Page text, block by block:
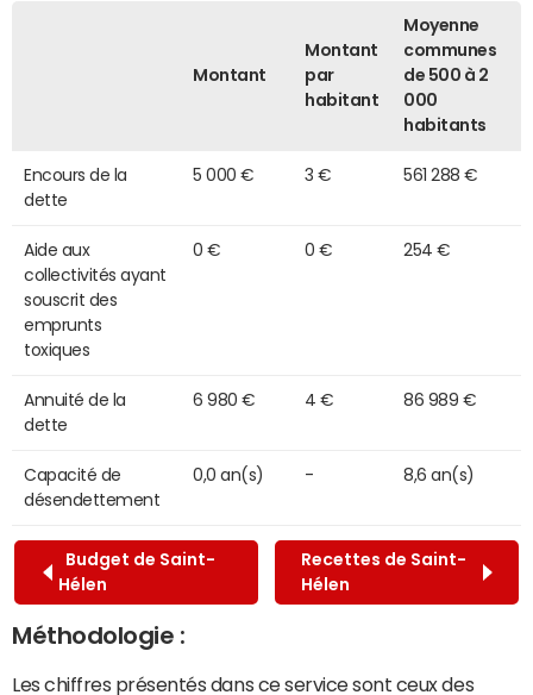
Montant
Montant
par
habitant
Moyenne
communes
de 500 à 2
000
habitants
Encours de la
dette
5 000 € 3 € 561 288 €
Aide aux
collectivités ayant
souscrit des
emprunts
toxiques
0 € 0 € 254 €
Annuité de la
dette
6 980 € 4 € 86 989 €
Capacité de
désendettement
0,0 an(s) - 8,6 an(s)
Budget de Saint-
Hélen
Recettes de Saint-
Hélen
Méthodologie :
Les chiffres présentés dans ce service sont ceux des